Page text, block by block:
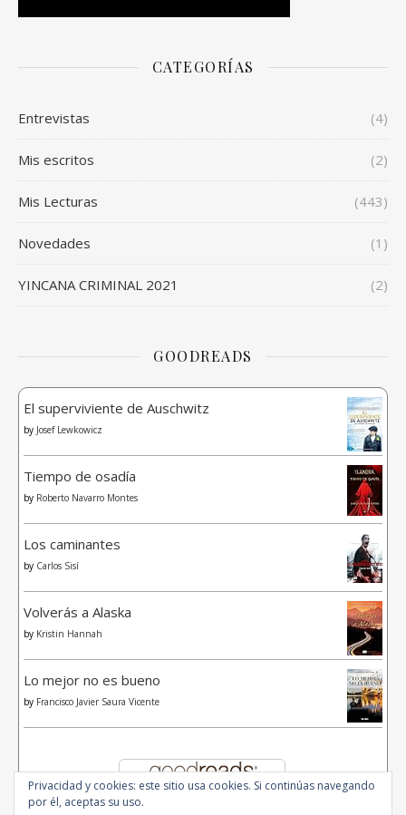
CATEGORÍAS
Entrevistas (4)
Mis escritos (2)
Mis Lecturas (443)
Novedades (1)
YINCANA CRIMINAL 2021 (2)
GOODREADS
El superviviente de Auschwitz
by Josef Lewkowicz
Tiempo de osadía
by Roberto Navarro Montes
Los caminantes
by Carlos Sisí
Volverás a Alaska
by Kristin Hannah
Lo mejor no es bueno
by Francisco Javier Saura Vicente
Privacidad y cookies: este sitio usa cookies. Si continúas navegando
por él, aceptas su uso.